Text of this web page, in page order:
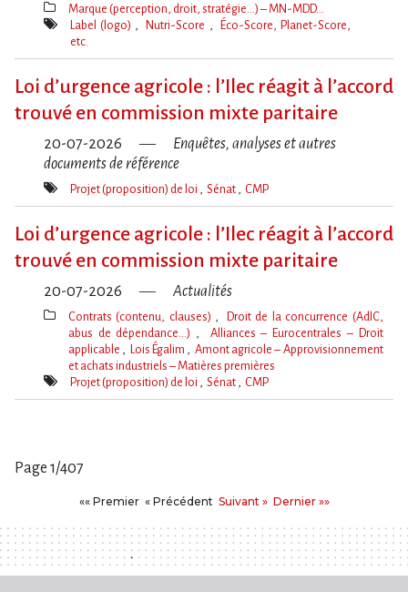
Thèmes(s)
Marque (perception, droit, stratégie…) – MN-MDD…
Mot(s)-
Label (logo) Nutri-Score
Éco-Score, Planet-Score,
etc.
Loi d​‌’urgence agricole : l​‌’Ilec réagit à l​‌’accord
trouvé en commission mixte paritaire
20-07-2026
Enquêtes, analyses et autres
documents de référence
Mot(s)-
Projet (proposition) de loi Sénat CMP
Loi d​‌’urgence agricole : l​‌’Ilec réagit à l​‌’accord
trouvé en commission mixte paritaire
20-07-2026 Actualités
Thèmes(s)
Contrats (contenu, clauses)
Droit de la concurrence (AdlC,
abus de dépendance…)
Alliances – Eurocentrales – Droit
applicable
Lois Égalim
Amont agricole – Approvisionnement
et achats industriels – Matières premières
Mot(s)-
Projet (proposition) de loi Sénat CMP
Page 1/407
«« PremierPremier
« PrécédentPrécédent
Suivant
Suivant » Dernier
Dernier »»